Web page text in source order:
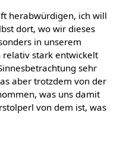
herabwürdigen, ich will
dort, wo wir dieses
in unserem
relativ stark entwickelt
sehr
aber trotzdem von der
was uns damit
von dem ist, was